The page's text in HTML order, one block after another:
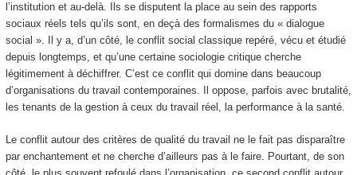
l’institution et au-delà. Ils se disputent la place au sein des rapports
sociaux réels tels qu’ils sont, en deçà des formalismes du « dialogue
social ». Il y a, d’un côté, le conflit social classique repéré, vécu et étudié
depuis longtemps, et qu’une certaine sociologie critique cherche
légitimement à déchiffrer. C’est ce conflit qui domine dans beaucoup
d’organisations du travail contemporaines. Il oppose, parfois avec brutalité,
les tenants de la gestion à ceux du travail réel, la performance à la santé.
Le conflit autour des critères de qualité du travail ne le fait pas disparaître
par enchantement et ne cherche d’ailleurs pas à le faire. Pourtant, de son